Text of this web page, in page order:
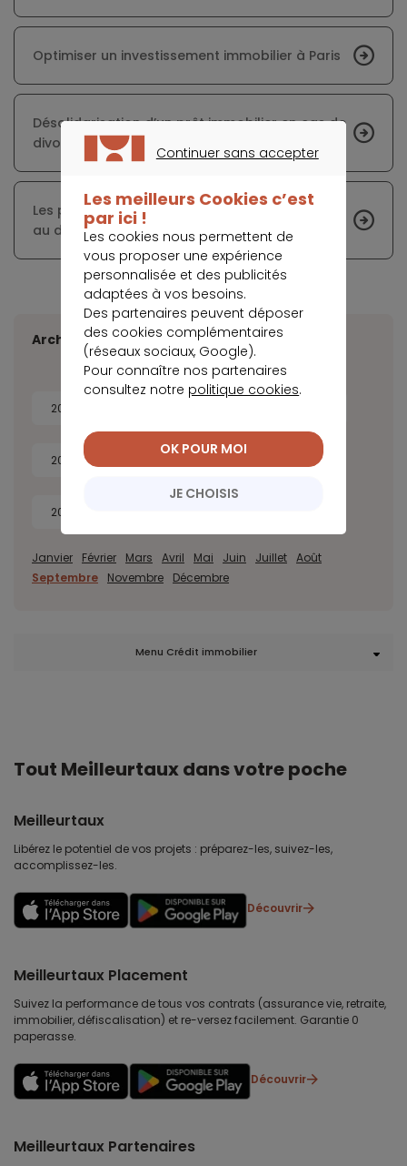
Optimiser un investissement immobilier à Paris
Désolidarisation d’un prêt immobilier en cas de
divorce
Les prix de l'immobilier s'envolent à Bordeaux,
au détriment des Bordelais
Archives
2026
2022 2019
2018
Janvier Février Mars Avril Mai Juin Juillet Août
Septembre
Novembre Décembre
Menu Crédit immobilier
Tout Meilleurtaux dans votre poche
Meilleurtaux
Libérez le potentiel de vos projets : préparez-les, suivez-les,
accomplissez-les.
Découvrir
Meilleurtaux Placement
Suivez la performance de tous vos contrats (assurance vie, retraite,
immobilier, défiscalisation) et re-versez facilement. Garantie 0
paperasse.
Découvrir
Meilleurtaux Partenaires
Continuer sans accepter
Les meilleurs Cookies c’est
par ici !
Les cookies nous permettent de
vous proposer une expérience
personnalisée et des publicités
adaptées à vos besoins.
Des partenaires peuvent déposer
des cookies complémentaires
(réseaux sociaux, Google).
Pour connaître nos partenaires
consultez notre politique cookies.
JE CHOISIS
OK POUR MOI